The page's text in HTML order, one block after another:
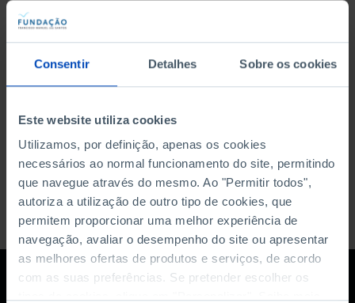
Consentir Detalhes Sobre os cookies
Este website utiliza cookies
Utilizamos, por definição, apenas os cookies
necessários ao normal funcionamento do site, permitindo
que navegue através do mesmo. Ao "Permitir todos",
autoriza a utilização de outro tipo de cookies, que
permitem proporcionar uma melhor experiência de
navegação, avaliar o desempenho do site ou apresentar
as melhores ofertas de produtos e serviços, de acordo
com as suas preferências. Se pretender escolher os
DATA DE INÍCIO
DATA DE FIM